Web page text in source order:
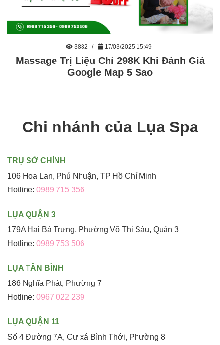
3882 17/03/2025 15:49
Massage Trị Liệu Chỉ 298K Khi Đánh Giá
Google Map 5 Sao
Chi nhánh của Lụa Spa
TRỤ SỞ CHÍNH
106 Hoa Lan, Phú Nhuận, TP Hồ Chí Minh
Hotline: 0989 715 356
LỤA QUẬN 3
179A Hai Bà Trưng, Phường Võ Thị Sáu, Quận 3
Hotline: 0989 753 506
LỤA TÂN BÌNH
186 Nghĩa Phát, Phường 7
Hotline: 0967 022 239
LỤA QUẬN 11
Số 4 Đường 7A, Cư xá Bình Thới, Phường 8